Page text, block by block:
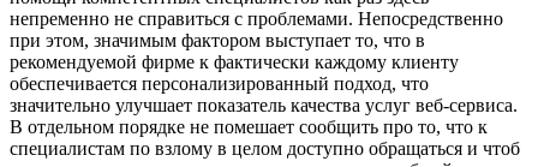
непременно не справиться с проблемами. Непосредственно
при этом, значимым фактором выступает то, что в
рекомендуемой фирме к фактически каждому клиенту
обеспечивается персонализированный подход, что
значительно улучшает показатель качества услуг веб-сервиса.
В отдельном порядке не помешает сообщить про то, что к
специалистам по взлому в целом доступно обращаться и чтоб